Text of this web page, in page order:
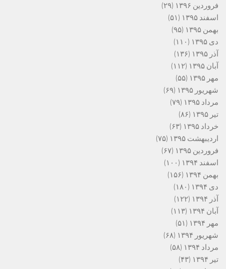
فروردین ۱۳۹۶
(۲۹)
اسفند ۱۳۹۵
(۵۱)
بهمن ۱۳۹۵
(۹۵)
دی ۱۳۹۵
(۱۱۰)
آذر ۱۳۹۵
(۱۳۶)
آبان ۱۳۹۵
(۱۱۲)
مهر ۱۳۹۵
(۵۵)
شهریور ۱۳۹۵
(۶۹)
مرداد ۱۳۹۵
(۷۹)
تیر ۱۳۹۵
(۸۶)
خرداد ۱۳۹۵
(۶۳)
اردیبهشت ۱۳۹۵
(۷۵)
فروردین ۱۳۹۵
(۶۷)
اسفند ۱۳۹۴
(۱۰۰)
بهمن ۱۳۹۴
(۱۵۶)
دی ۱۳۹۴
(۱۸۰)
آذر ۱۳۹۴
(۱۲۲)
آبان ۱۳۹۴
(۱۱۳)
مهر ۱۳۹۴
(۵۱)
شهریور ۱۳۹۴
(۶۸)
مرداد ۱۳۹۴
(۵۸)
تیر ۱۳۹۴
(۴۳)